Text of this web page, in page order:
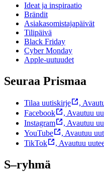
Ideat ja inspiraatio
Brändit
Asiakasomistajapäivät
Tilipäivä
Black Friday
Cyber Monday
Apple-uutuudet
Seuraa Prismaa
Tilaa uutiskirje ,
Facebook
, Avautuu
Instagram
, Avautuu
YouTube
, Avautuu
TikTok
, Avautuu
S–ryhmä